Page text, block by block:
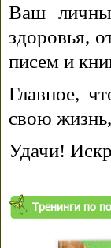
Ваш
здоровья,
писем и
Главное,
свою
Удачи!
Тренинги по